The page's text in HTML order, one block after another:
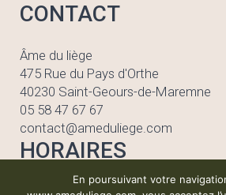
CONTACT
Âme du liège
475 Rue du Pays d'Orthe
40230 Saint-Geours-de-Maremne
05 58 47 67 67
contact@ameduliege.com
HORAIRES
En poursuivant votre